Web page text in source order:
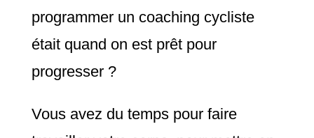
programmer un coaching cycliste
était quand on est prêt pour
progresser ?
Vous avez du temps pour faire